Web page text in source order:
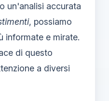
un'analisi accurata
, possiamo
informate e mirate.
di questo
a diversi